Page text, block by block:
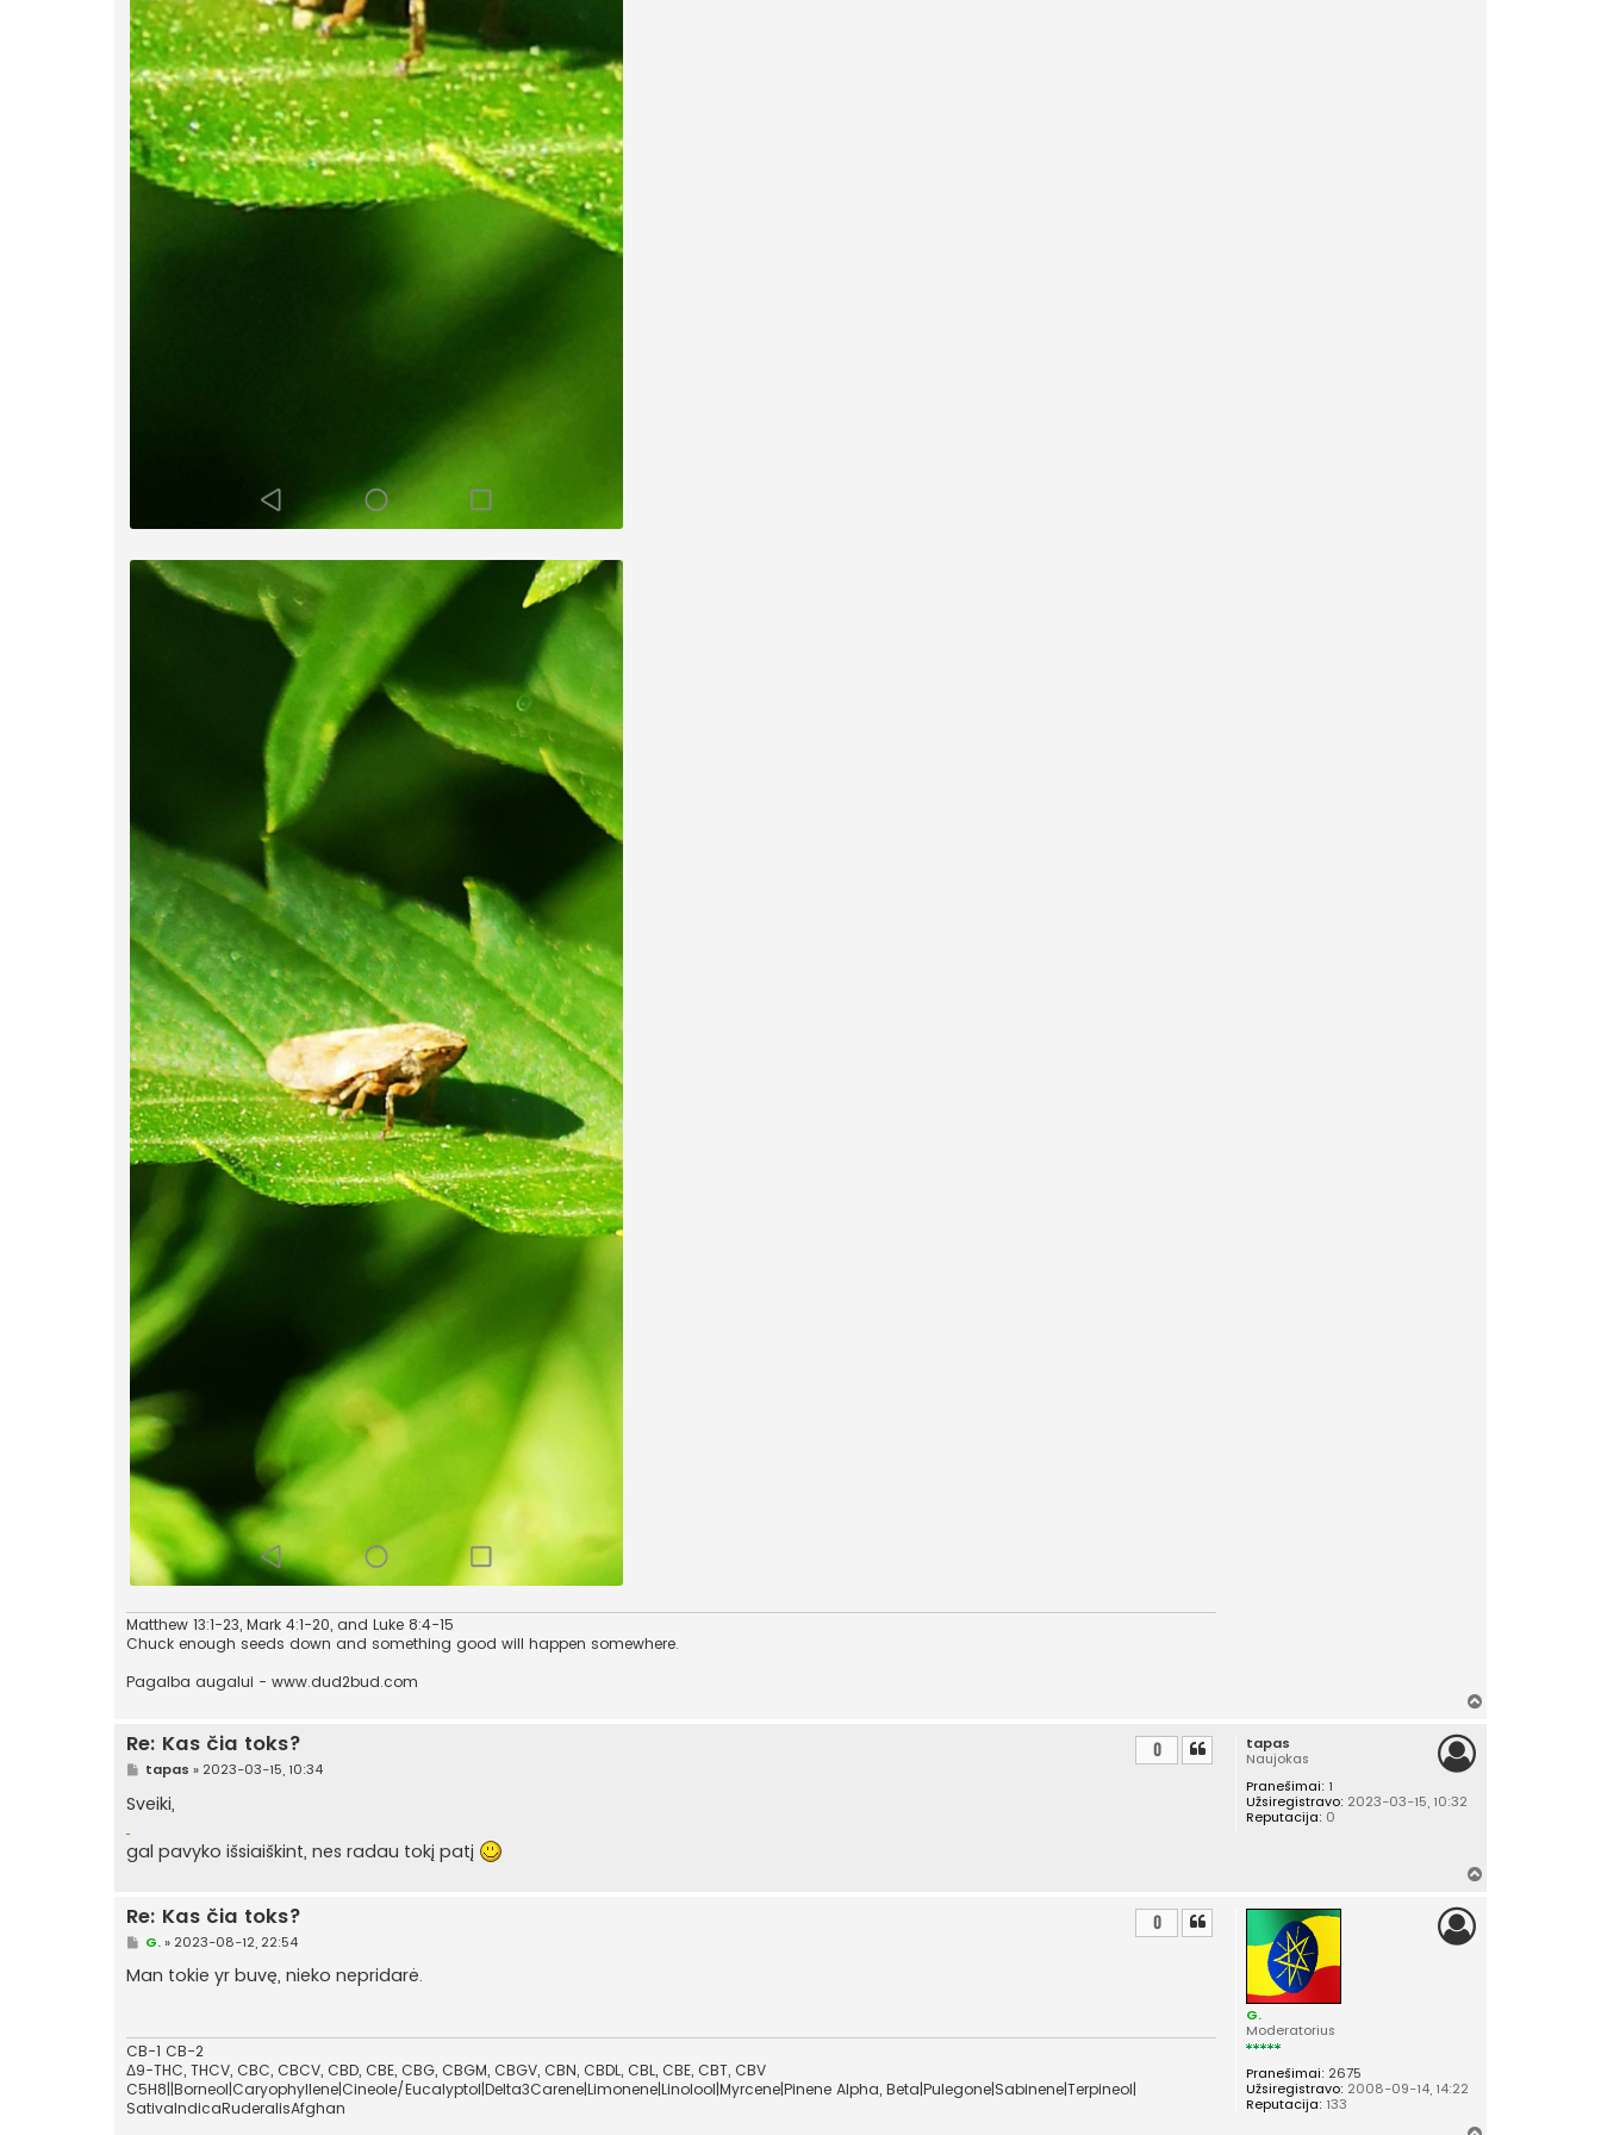
Matthew 13:1-23, Mark 4:1-20, and Luke 8:4-15
Chuck enough seeds down and something good will happen somewhere.
Pagalba augalui - www.dud2bud.com
tapas
Naujokas
Pranešimai: 1
Užsiregistravo: 2023-03-15, 10:32
Reputacija: 0
Re: Kas čia toks? 0
S
a
n
a
r
ė
tapas » 2023-03-15, 10:34
Sveiki,
gal pavyko išsiaiškint, nes radau tokį patį
G.
Moderatorius
Pranešimai: 2675
Užsiregistravo: 2008-09-14, 14:22
Reputacija: 133
Re: Kas čia toks? 0
S
a
n
r
t
i
n
ė
G.» 2023-08-12, 22:54
Man tokie yr buvę, nieko nepridarė.
CB-1 CB-2
Δ9-THC, THCV, CBC, CBCV, CBD, CBE, CBG, CBGM, CBGV, CBN, CBDL, CBL, CBE, CBT, CBV
C5H8||Borneol|Caryophyllene|Cineole/Eucalyptol|Delta3Carene|Limonene|Linolool|Myrcene|Pinene Alpha, Beta|Pulegone|Sabinene|Terpineol|
SativaIndicaRuderalisAfghan